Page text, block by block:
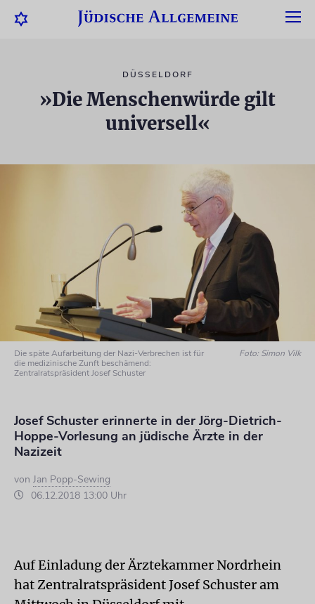
DÜSSELDORF
»Die Menschenwürde gilt
universell«
Die späte Aufarbeitung der Nazi-Verbrechen ist für
die medizinische Zunft beschämend:
Zentralratspräsident Josef Schuster
Foto: Simon Vilk
Josef Schuster erinnerte in der Jörg-Dietrich-
Hoppe-Vorlesung an jüdische Ärzte in der
Nazizeit
von Jan Popp-Sewing
06.12.2018 13:00 Uhr
Auf Einladung der Ärztekammer Nordrhein
hat Zentralratspräsident Josef Schuster am